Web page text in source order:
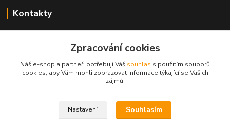
Kontakty
PO-PÁ / 9-17 hod, SO 10-12 hod
info@rapid-autohifi.com
Zpracování cookies
Náš e-shop a partneři potřebují Váš souhlas s použitím souborů
cookies, aby Vám mohli zobrazovat informace týkající se Vašich
zájmů.
Nastavení Souhlasím